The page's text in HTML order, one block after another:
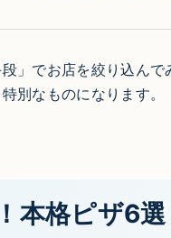
」でお店を絞り込ん
別なものになります。
本格ピザ6選